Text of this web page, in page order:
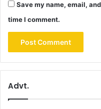
Save my name, email,
time I comment.
Advt.